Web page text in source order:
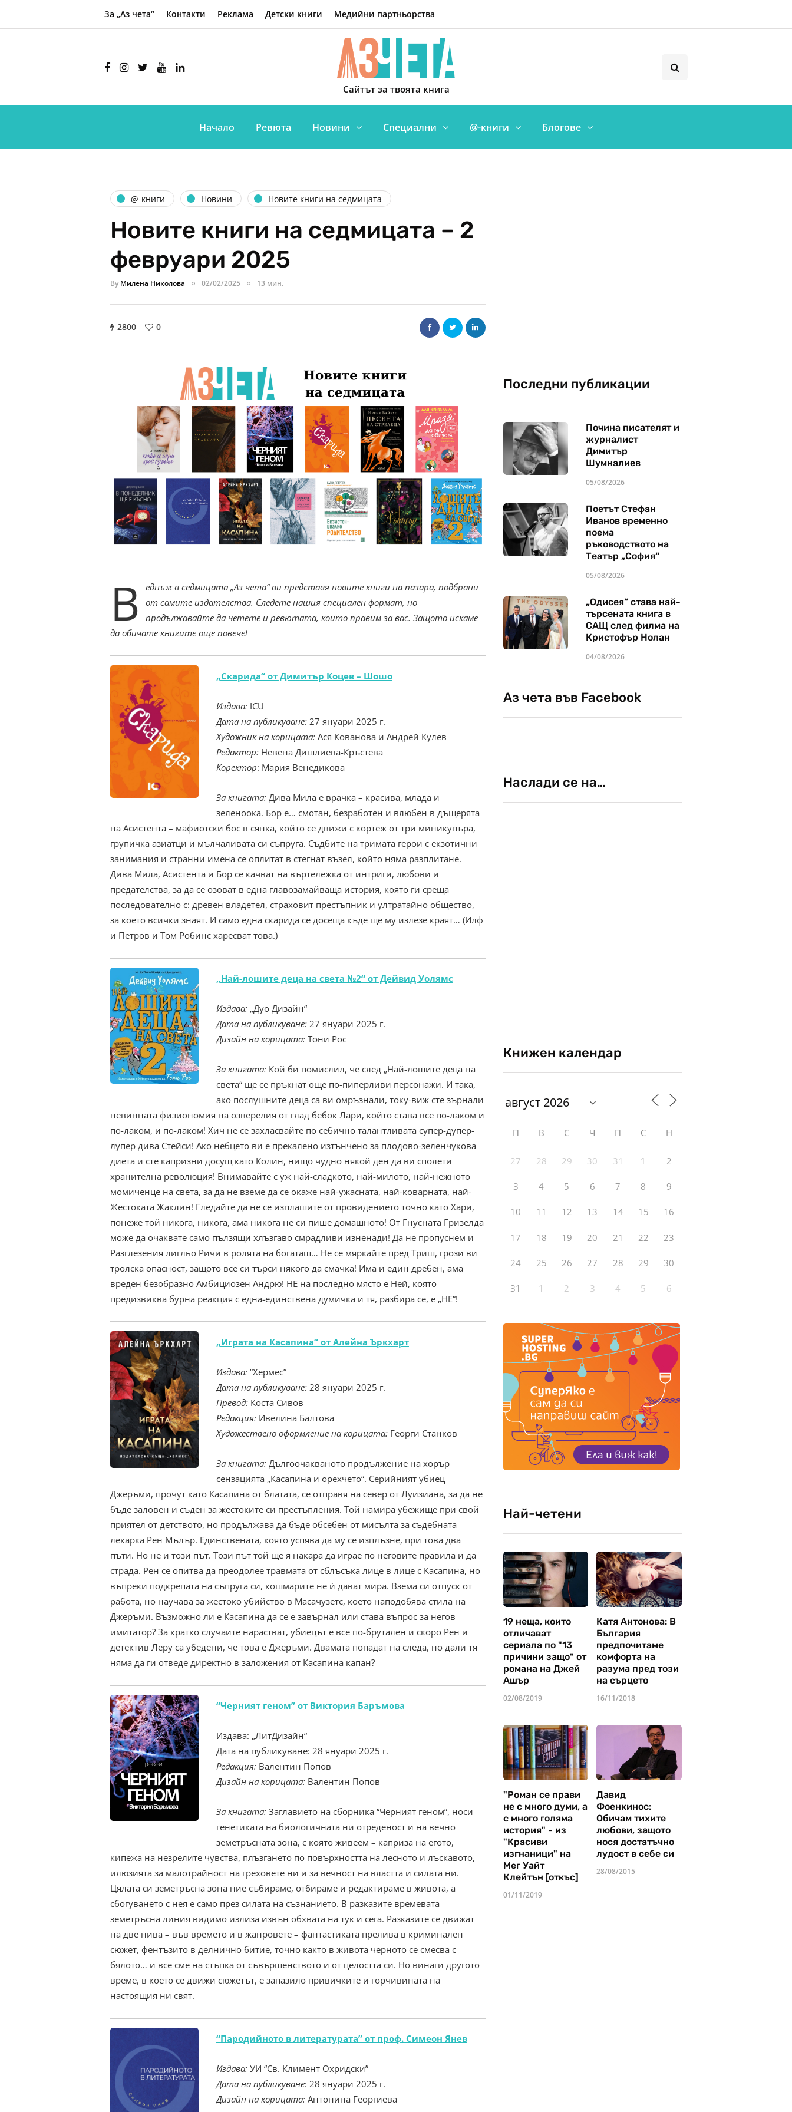
За „Аз чета“ Контакти Реклама Детски книги Медийни партньорства
Сайтът за твоята книга
Начало Ревюта Новини Специални @-книги Блогове
@-книги Новини Новите книги на седмицата
Новите книги на седмицата – 2
февруари 2025
By Милена Николова 02/02/2025 13 мин.
2800 0
В
еднъж в седмицата „Аз чета“ ви представя новите книги на пазара, подбрани
от самите издателства. Следете нашия специален формат, но
продължавайте да четете и ревютата, които правим за вас. Защото искаме
да обичате книгите още повече!
„Скарида“ от Димитър Коцев – Шошо
Издава: ICU
Дата на публикуване: 27 януари 2025 г.
Художник на корицата: Ася Кованова и Андрей Кулев
Редактор: Невена Дишлиева-Кръстева
Коректор: Мария Венедикова
За книгата: Дива Мила е врачка – красива, млада и
зеленоока. Бор е… смотан, безработен и влюбен в дъщерята
на Асистента – мафиотски бос в сянка, който се движи с кортеж от три миникупъра,
групичка азиатци и мълчаливата си съпруга. Съдбите на тримата герои с екзотични
занимания и странни имена се оплитат в стегнат възел, който няма разплитане.
Дива Мила, Асистента и Бор се качват на въртележка от интриги, любови и
предателства, за да се озоват в една главозамайваща история, която ги среща
последователно с: древен владетел, страховит престъпник и ултратайно общество,
за което всички знаят. И само една скарида се досеща къде ще му излезе краят… (Илф
и Петров и Том Робинс харесват това.)
„Най-лошите деца на света №2“ от Дейвид Уолямс
Издава: „Дуо Дизайн“
Дата на публикуване: 27 януари 2025 г.
Дизайн на корицата: Тони Рос
За книгата: Кой би помислил, че след „Най-лошите деца на
света“ ще се пръкнат още по-пиперливи персонажи. И така,
ако послушните деца са ви омръзнали, току-виж сте зърнали
невинната физиономия на озверелия от глад бебок Лари, който става все по-лаком и
по-лаком, и по-лаком! Хич не се захласвайте по себично талантливата супер-дупер-
лупер дива Стейси! Ако небцето ви е прекалено изтънчено за плодово-зеленчукова
диета и сте капризни досущ като Колин, нищо чудно някой ден да ви сполети
хранителна революция! Внимавайте с уж най-сладкото, най-милото, най-нежното
момиченце на света, за да не вземе да се окаже най-ужасната, най-коварната, най-
Жестоката Жаклин! Гледайте да не се изплашите от провидението точно като Хари,
понеже той никога, никога, ама никога не си пише домашното! От Гнусната Гризелда
може да очаквате само пълзящи хлъзгаво смрадливи изненади! Да не пропуснем и
Разглезения лигльо Ричи в ролята на богаташ… Не се мяркайте пред Триш, грози ви
тролска опасност, защото все си търси някого да смачка! Има и един дребен, ама
вреден безобразно Амбициозен Андрю! НЕ на последно място е Ней, която
предизвиква бурна реакция с една-единствена думичка и тя, разбира се, е „НЕ“!
„Играта на Касапина“ от Алейна Ъркхарт
Издава: “Хермес”
Дата на публикуване: 28 януари 2025 г.
Превод: Коста Сивов
Редакция: Ивелина Балтова
Художествено оформление на корицата: Георги Станков
За книгата: Дългоочакваното продължение на хорър
сензацията „Касапина и орехчето“. Серийният убиец
Джеръми, прочут като Касапина от блатата, се отправя на север от Луизиана, за да не
бъде заловен и съден за жестоките си престъпления. Той намира убежище при свой
приятел от детството, но продължава да бъде обсебен от мисълта за съдебната
лекарка Рен Мълър. Единствената, която успява да му се изплъзне, при това два
пъти. Но не и този път. Този път той ще я накара да играе по неговите правила и да
страда. Рен се опитва да преодолее травмата от сблъсъка лице в лице с Касапина, но
въпреки подкрепата на съпруга си, кошмарите не ѝ дават мира. Взема си отпуск от
работа, но научава за жестоко убийство в Масачузетс, което наподобява стила на
Джеръми. Възможно ли е Касапина да се е завърнал или става въпрос за негов
имитатор? За кратко случаите нарастват, убиецът е все по-брутален и скоро Рен и
детектив Леру са убедени, че това е Джеръми. Двамата попадат на следа, но дали тя
няма да ги отведе директно в заложения от Касапина капан?
“Черният геном” от Виктория Баръмова
Издава: „ЛитДизайн“
Дата на публикуване: 28 януари 2025 г.
Редакция: Валентин Попов
Дизайн на корицата: Валентин Попов
За книгата: Заглавието на сборника “Черният геном”, носи
генетиката на биологичната ни отреденост и на вечно
земетръсната зона, с която живеем – каприза на егото,
кипежа на незрелите чувства, плъзгането по повърхността на лесното и лъскавото,
илюзията за малотрайност на греховете ни и за вечност на властта и силата ни.
Цялата си земетръсна зона ние събираме, отбираме и редактираме в живота, а
сбогуването с нея е само през силата на съзнанието. В разказите времевата
земетръсна линия видимо излиза извън обхвата на тук и сега. Разказите се движат
на две нива – във времето и в жанровете – фантастиката прелива в криминален
сюжет, фентъзито в делнично битие, точно както в живота черното се смесва с
бялото… и все сме на стъпка от съвършенството и от целостта си. Но винаги другото
време, в което се движи сюжетът, е запазило привичките и горчивината на
настоящия ни свят.
“Пародийното в литературата” от проф. Симеон Янев
Издава: УИ “Св. Климент Охридски”
Дата на публикуване: 28 януари 2025 г.
Дизайн на корицата: Антонина Георгиева
Последни публикации
Почина писателят и
журналист
Димитър
Шумналиев
05/08/2026
Поетът Стефан
Иванов временно
поема
ръководството на
Театър „София“
05/08/2026
„Одисея“ става най-
търсената книга в
САЩ след филма на
Кристофър Нолан
04/08/2026
Аз чета във Facebook
Наслади се на…
Книжен календар
П В С Ч П С Н
27 28 29 30 31 1 2
3 4 5 6 7 8 9
10 11 12 13 14 15 16
17 18 19 20 21 22 23
24 25 26 27 28 29 30
31 1 2 3 4 5 6
Най-четени
19 неща, които
отличават
сериала по "13
причини защо" от
романа на Джей
Ашър
02/08/2019
Катя Антонова: В
България
предпочитаме
комфорта на
разума пред този
на сърцето
16/11/2018
"Роман се прави
не с много думи, а
с много голяма
история" - из
"Красиви
изгнаници" на
Мег Уайт
Клейтън [откъс]
01/11/2019
Давид
Фоенкинос:
Обичам тихите
любови, защото
нося достатъчно
лудост в себе си
28/08/2015